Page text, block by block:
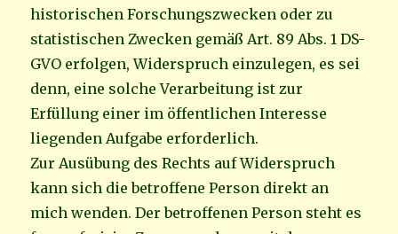
historischen Forschungszwecken oder zu
statistischen Zwecken gemäß Art. 89 Abs. 1 DS-
GVO erfolgen, Widerspruch einzulegen, es sei
denn, eine solche Verarbeitung ist zur
Erfüllung einer im öffentlichen Interesse
liegenden Aufgabe erforderlich.
Zur Ausübung des Rechts auf Widerspruch
kann sich die betroffene Person direkt an
mich wenden. Der betroffenen Person steht es